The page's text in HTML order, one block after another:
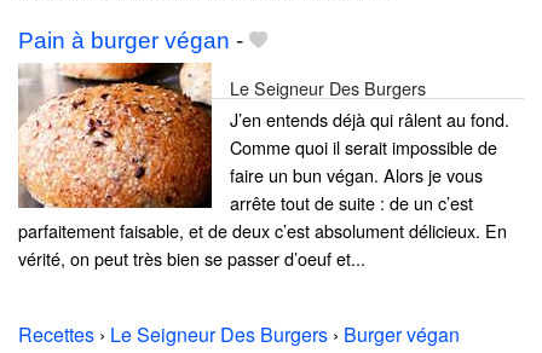
Pain à burger végan -
Le Seigneur Des Burgers
J’en entends déjà qui râlent au fond.
Comme quoi il serait impossible de
faire un bun végan. Alors je vous
arrête tout de suite : de un c’est
parfaitement faisable, et de deux c’est absolument délicieux. En
vérité, on peut très bien se passer d’oeuf et...
Recettes › Le Seigneur Des Burgers › Burger végan